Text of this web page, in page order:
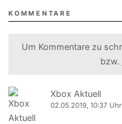
KOMMENTARE
Um Kommentare zu
bzw.
Xbox Aktuell
02.05.2019, 10:37 Uhr